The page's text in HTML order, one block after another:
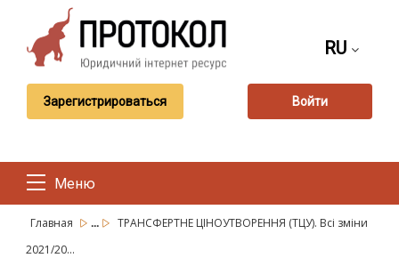
RU
Зарегистрироваться Войти
Меню
Главная ...
ТРАНСФЕРТНЕ ЦІНОУТВОРЕННЯ (ТЦУ). Всі зміни
2021/20...